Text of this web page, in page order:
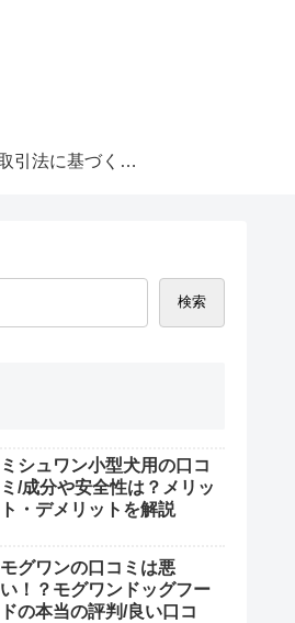
特定商取引法に基づく表記
検索
ミシュワン小型犬用の口コ
ミ/成分や安全性は？メリッ
ト・デメリットを解説
モグワンの口コミは悪
い！？モグワンドッグフー
ドの本当の評判/良い口コ